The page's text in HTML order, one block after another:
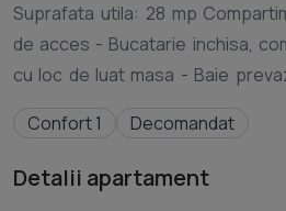
Suprafata utila: 28 mp
de acces - Bucatarie inchisa,
cu loc de luat masa - Baie
apartament: centrala proprie -
cablu TV inclus in pret -
mobilat si utilat de catre proprietar
Confort 1 Decomandat
Detalii apartament